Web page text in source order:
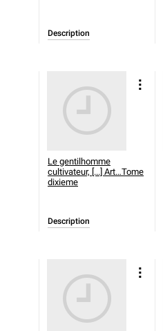
Description
Le gentilhomme
cultivateur, [...] Art…Tome
dixieme
Description